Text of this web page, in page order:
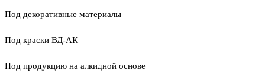
Под декоративные материалы
Под краски ВД-АК
Под продукцию на алкидной основе